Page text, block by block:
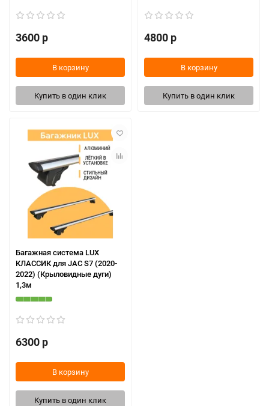
3600 р
В корзину
Купить в один клик
4800 р
В корзину
Купить в один клик
Багажная система LUX
КЛАССИК для JAC S7 (2020-
2022) (Крыловидные дуги)
1,3м
6300 р
В корзину
Купить в один клик